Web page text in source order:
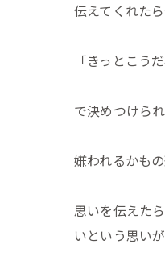
伝えてくれた
「きっとこうだ
で決めつけら
嫌われるかも
思いを伝えた
いという思い